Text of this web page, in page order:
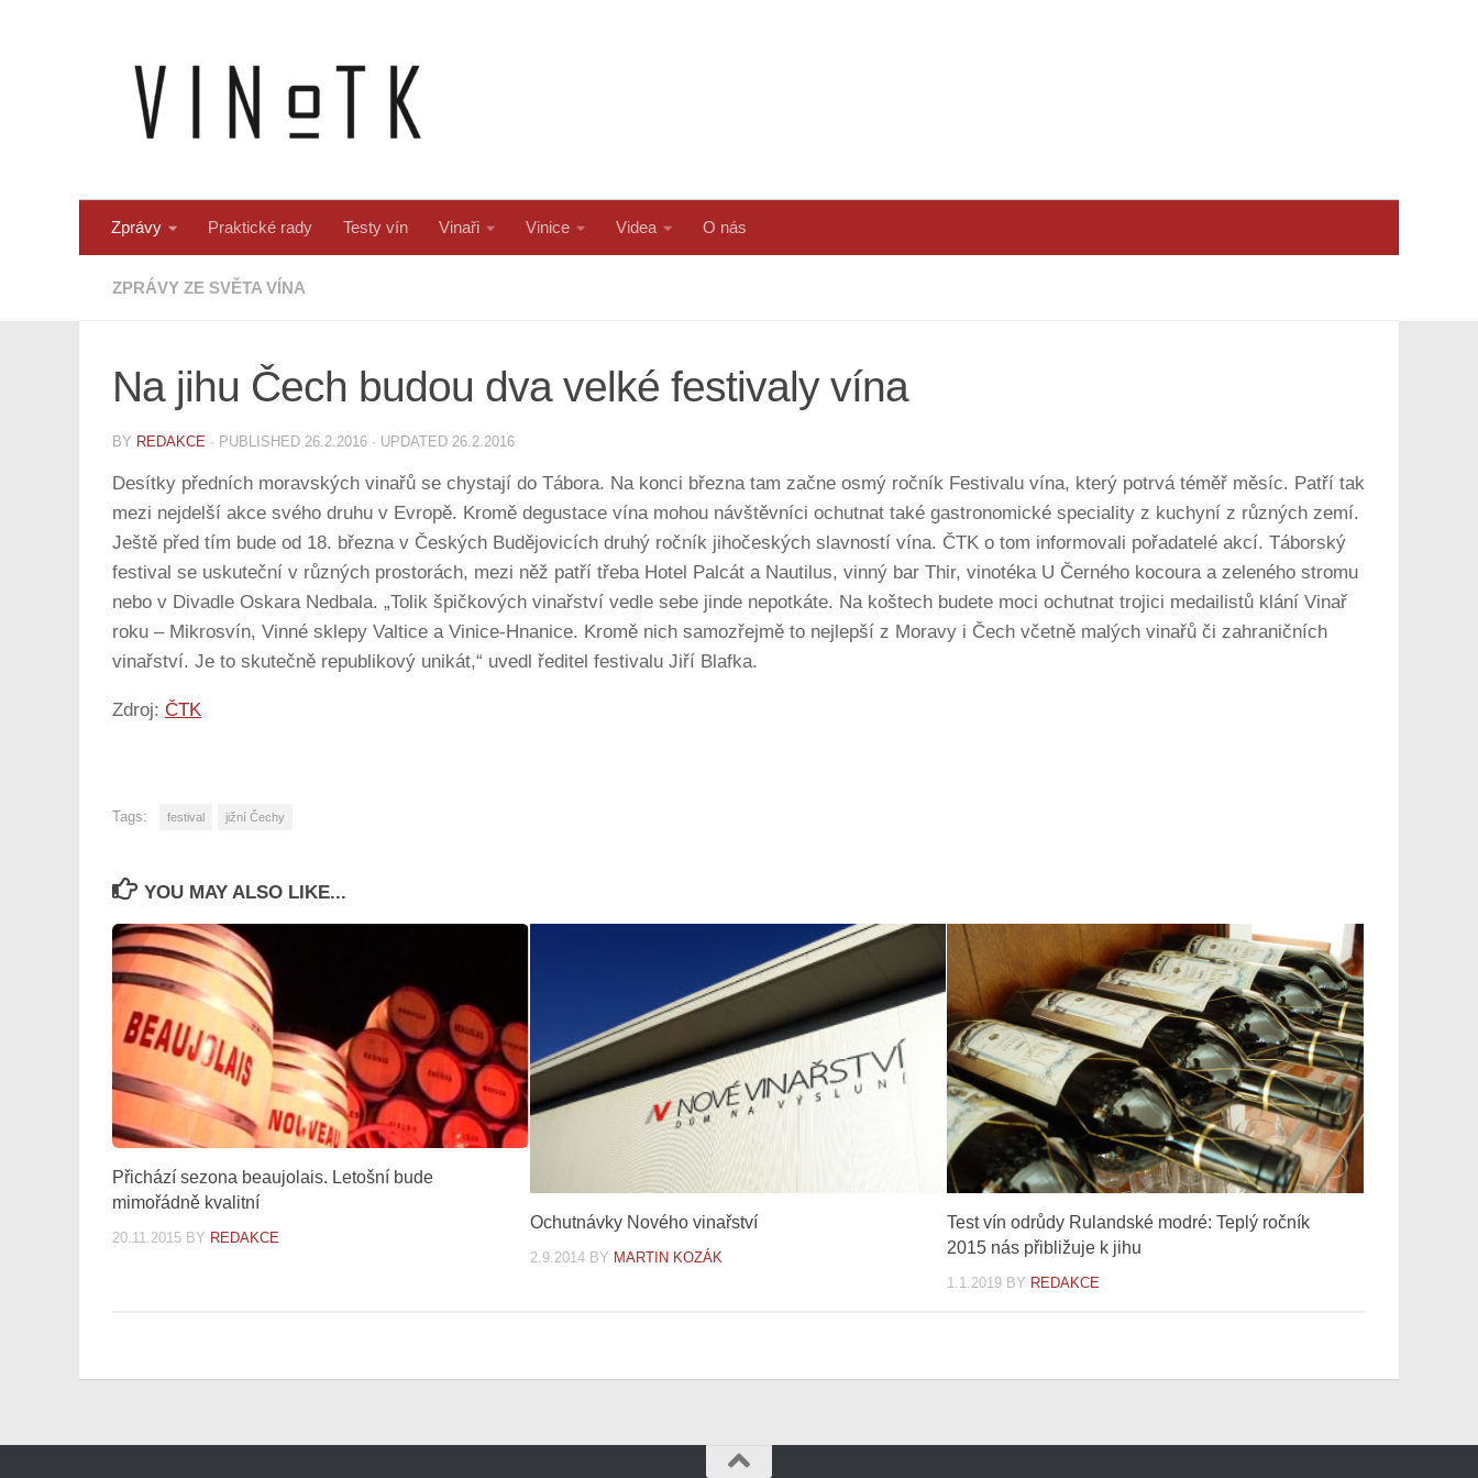
Zprávy Praktické rady Testy vín Vinaři Vinice Videa O nás
ZPRÁVY ZE SVĚTA VÍNA
Na jihu Čech budou dva velké festivaly vína
BY REDAKCE · PUBLISHED 26.2.2016 · UPDATED 26.2.2016
Desítky předních moravských vinařů se chystají do Tábora. Na konci března tam začne osmý ročník Festivalu vína, který potrvá téměř měsíc. Patří tak
mezi nejdelší akce svého druhu v Evropě. Kromě degustace vína mohou návštěvníci ochutnat také gastronomické speciality z kuchyní z různých zemí.
Ještě před tím bude od 18. března v Českých Budějovicích druhý ročník jihočeských slavností vína. ČTK o tom informovali pořadatelé akcí. Táborský
festival se uskuteční v různých prostorách, mezi něž patří třeba Hotel Palcát a Nautilus, vinný bar Thir, vinotéka U Černého kocoura a zeleného stromu
nebo v Divadle Oskara Nedbala. „Tolik špičkových vinařství vedle sebe jinde nepotkáte. Na koštech budete moci ochutnat trojici medailistů klání Vinař
roku – Mikrosvín, Vinné sklepy Valtice a Vinice-Hnanice. Kromě nich samozřejmě to nejlepší z Moravy i Čech včetně malých vinařů či zahraničních
vinařství. Je to skutečně republikový unikát,“ uvedl ředitel festivalu Jiří Blafka.
Zdroj: ČTK
Tags: festival jižní Čechy
YOU MAY ALSO LIKE...
Přichází sezona beaujolais. Letošní bude
mimořádně kvalitní
20.11.2015 BY REDAKCE
Ochutnávky Nového vinařství
2.9.2014BY MARTIN KOZÁK
Test vín odrůdy Rulandské modré: Teplý ročník
2015 nás přibližuje k jihu
1.1.2019 BY REDAKCE